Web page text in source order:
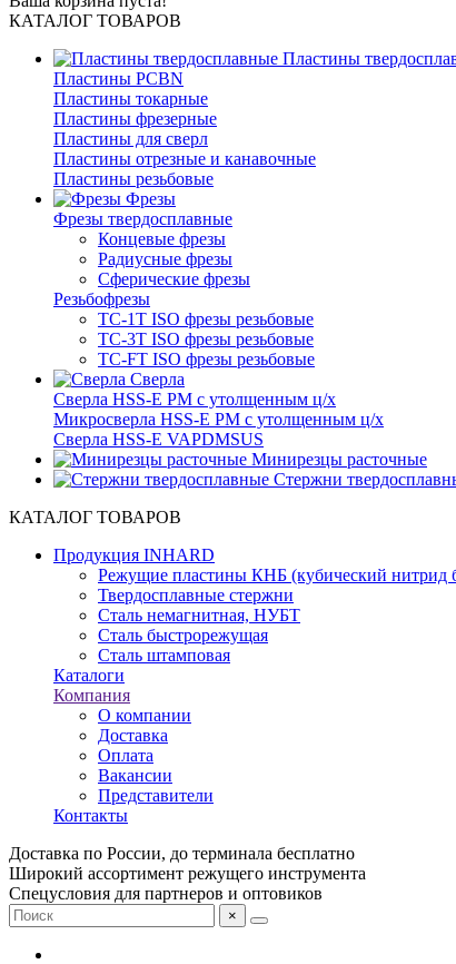
КАТАЛОГ ТОВАРОВ
Пластины
Пластины PCBN
Пластины токарные
Пластины фрезерные
Пластины для сверл
Пластины отрезные и канавочные
Пластины резьбовые
Фрезы
Фрезы твердосплавные
Концевые фрезы
Радиусные фрезы
Сферические фрезы
Резьбофрезы
TC-1T ISO фрезы резьбовые
TC-3T ISO фрезы резьбовые
TC-FT ISO фрезы резьбовые
Сверла
Cверла HSS-E PM c утолщенным ц/х
Микросверла HSS-E PM c утолщенным ц/х
Сверла HSS-E VAPDMSUS
Минирезцы расточные
Cтержни
КАТАЛОГ ТОВАРОВ
Продукция INHARD
Режущие пластины КНБ (кубический нитрид
Твердосплавные стержни
Сталь немагнитная, НУБТ
Сталь быстрорежущая
Сталь штамповая
Каталоги
Компания
О компании
Доставка
Оплата
Вакансии
Представители
Контакты
Доставка по России, до терминала бесплатно
Широкий ассортимент режущего инструмента
Спецусловия для партнеров и оптовиков
×